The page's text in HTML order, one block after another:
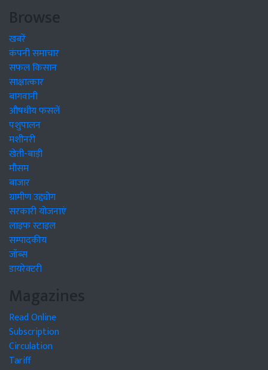
Browse
खबरें
कंपनी समाचार
सफल किसान
साक्षात्कार
बागवानी
औषधीय फसलें
पशुपालन
मशीनरी
खेती-बाड़ी
मौसम
बाजार
ग्रामीण उद्द्योग
सरकारी योजनाएं
लाइफ स्टाइल
सम्पादकीय
जॉब्स
डायरेक्टरी
Magazines
Read Online
Subscription
Circulation
Tariff